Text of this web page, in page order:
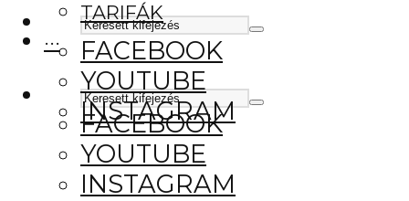
FACEBOOK
YOUTUBE
INSTAGRAM
TARIFÁK
···
FACEBOOK
YOUTUBE
INSTAGRAM